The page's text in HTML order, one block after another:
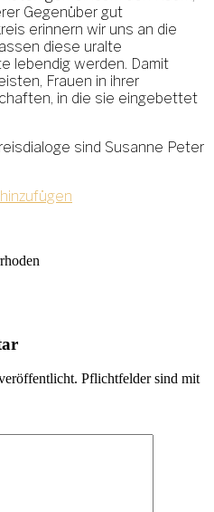
Gegenüber gut
erinnern wir uns an die
diese uralte
lebendig werden. Damit
Frauen in ihrer
in die sie eingebettet
sind Susanne Peter
Pflichtfelder sind mit